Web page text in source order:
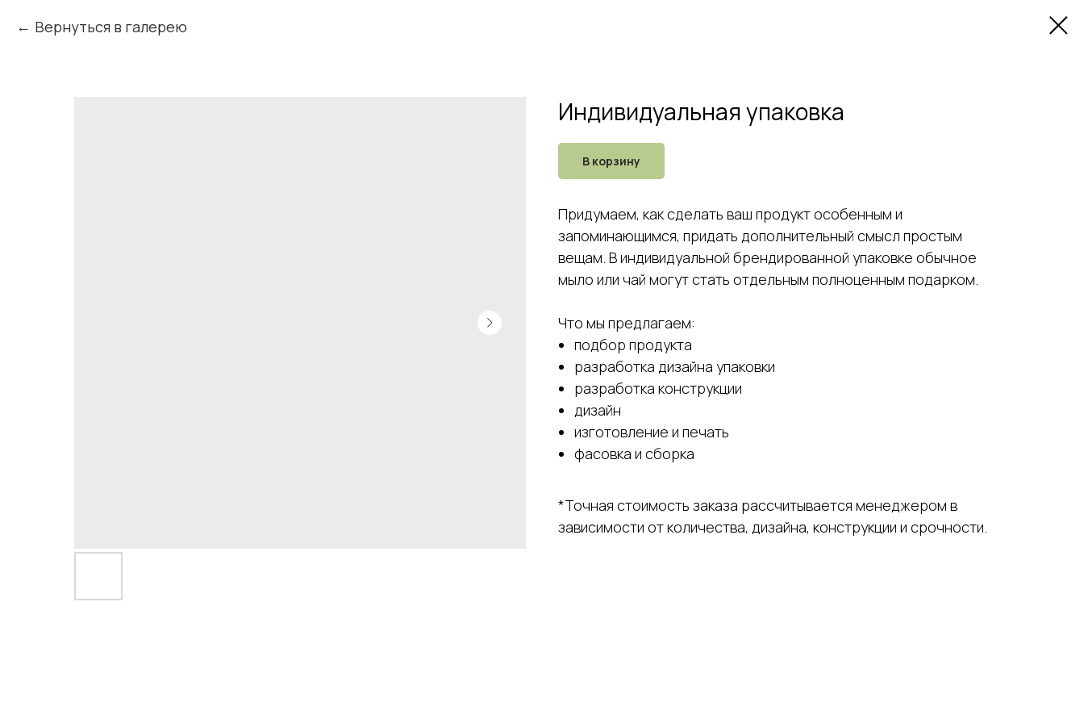
Вернуться в галерею
Индивидуальная упаковка
В корзину
Придумаем, как сделать ваш продукт особенным и
запоминающимся, придать дополнительный смысл простым
вещам. В индивидуальной брендированной упаковке обычное
мыло или чай могут стать отдельным полноценным подарком.
Что мы предлагаем:
подбор продукта
разработка дизайна упаковки
разработка конструкции
дизайн
изготовление и печать
фасовка и сборка
*Точная стоимость заказа рассчитывается менеджером в
зависимости от количества, дизайна, конструкции и срочности.